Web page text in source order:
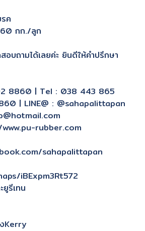
ค
60 กก./ลูก
อบถามได้เลยค่ะ ยินดีให้คำปรึกษา
8860 | Tel : 038 443 865
| LINE@ : @sahapalittapan
rubber.com
sahapalittapan
iBExpm3Rt572
รีเทน
Kerry